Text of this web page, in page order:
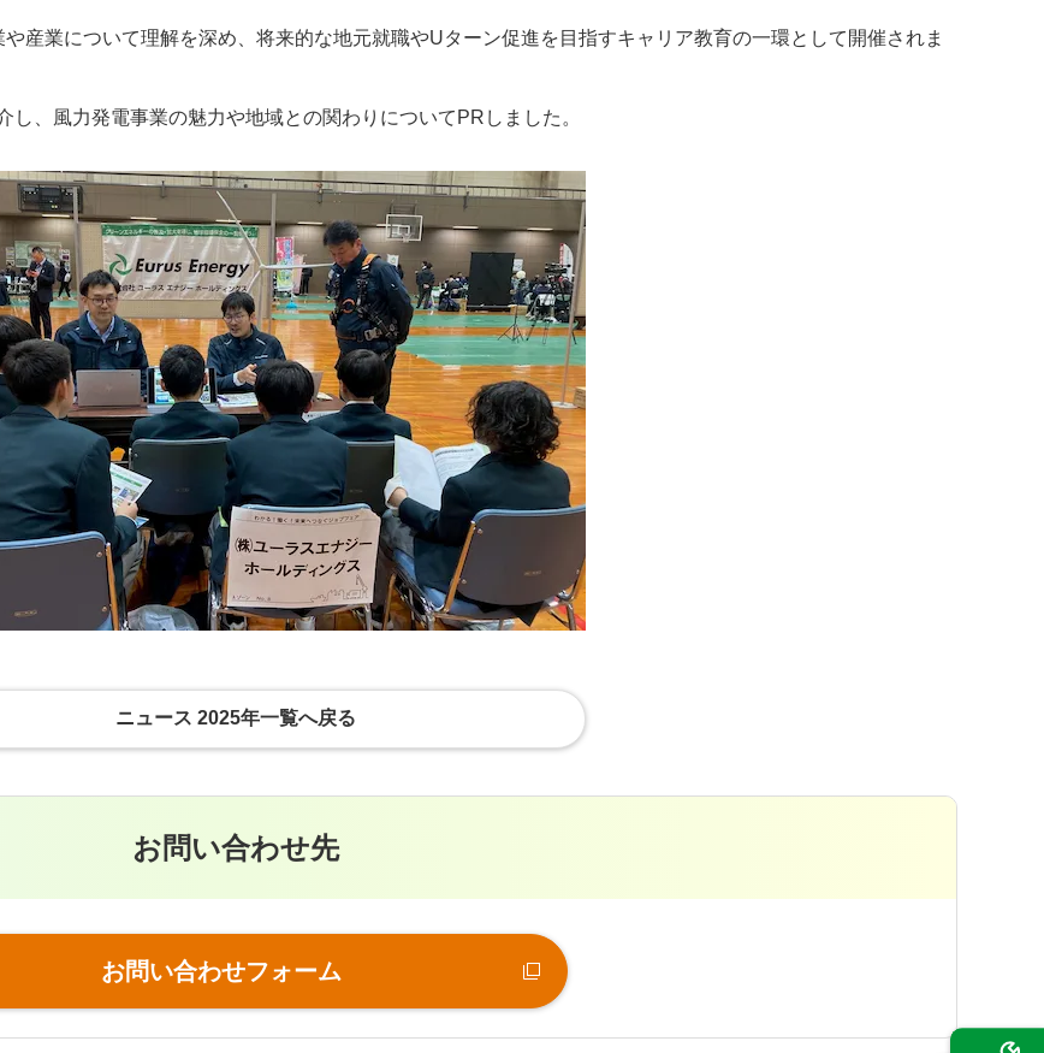
産業について理解を深め、将来的な地元就職やUターン促進を目指すキャリア教育の一環として開催されま
、風力発電事業の魅力や地域との関わりについてPRしました。
ニュース 2025年一覧へ戻る
お問い合わせ先
お問い合わせフォーム